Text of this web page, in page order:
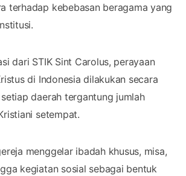
terhadap kebebasan beragama yang
dari STIK Sint Carolus⁠, perayaan
di Indonesia dilakukan secara
daerah tergantung jumlah
setempat.
menggelar ibadah khusus, misa,
kegiatan sosial sebagai bentuk